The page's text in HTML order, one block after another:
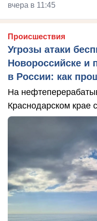
вчера в 11:45
Происшествия
Угрозы атаки
Новороссийске и
в России: как
На
Краснодарском крае